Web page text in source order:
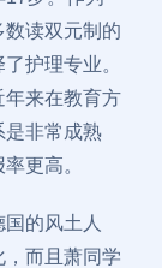
读双元制的
护理专业。
年来在教育方
是非常成熟
更高。
的风土人
而且萧同学